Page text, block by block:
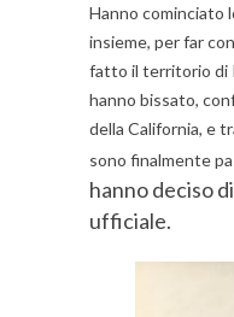
Hanno cominciato
insieme, per far
fatto il territorio di
hanno bissato,
della California, e
sono finalmente
hanno deciso
ufficiale.